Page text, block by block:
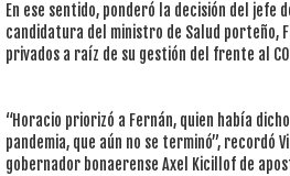
En ese sentido, ponderó la decisión del jefe
candidatura del ministro de Salud porteño,
privados a raíz de su gestión del frente al
“Horacio priorizó a Fernán, quien había
pandemia, que aún no se terminó”, recordó
gobernador bonaerense Axel Kicillof de